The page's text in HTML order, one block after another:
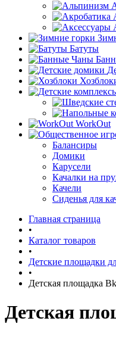
Батуты
WorkOut
Балансиры
Домики
Карусели
Качалки на
Качели
Сиденья для
Главная страница
•
Каталог товаров
•
Детские площадки
•
Детская площадка
Детская